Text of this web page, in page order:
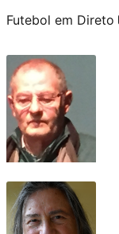
Futebol em Direto